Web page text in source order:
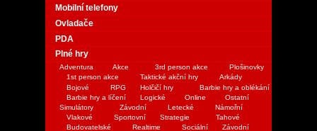
Mobilní telefony
Ovladače
PDA
Plné hry
Adventura Akce 3rd person akce
Plošinovky
1st person akce
Taktické akční hry
Arkády
Bojové
RPG Holčičí hry
Barbie hry a oblékání
Barbie hry a líčení
Logické Online
Ostatní
Simulátory
Závodní Letecké
Námořní
Vlakové
Sportovní Strategie
Tahové
Budovatelské
Realtime Sociální Závodní